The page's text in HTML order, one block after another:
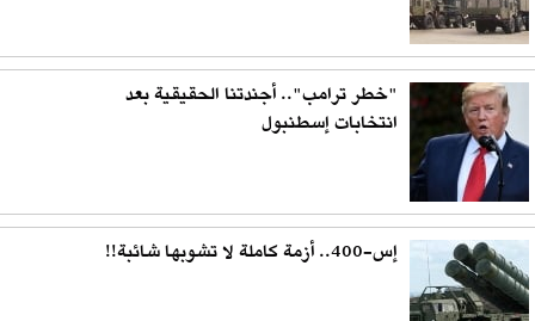
"خطر ترامب".. أجندتنا الحقيقية بعد
انتخابات إسطنبول
إس-400.. أزمة كاملة لا تشوبها شائبة!!